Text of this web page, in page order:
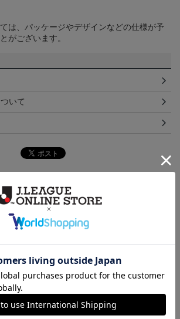
は、パッケージやデザインなどの仕様が予
がございます。
いて
りのデザインに注目！タオルマフラーは応援
福岡のすべてのグッズをチェックしたい方
グッズ一覧はこちら！